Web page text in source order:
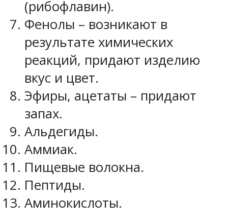
(рибофлавин).
Фенолы – возникают в
результате химических
реакций, придают изделию
вкус и цвет.
Эфиры, ацетаты – придают
запах.
Альдегиды.
Аммиак.
Пищевые волокна.
Пептиды.
Аминокислоты.